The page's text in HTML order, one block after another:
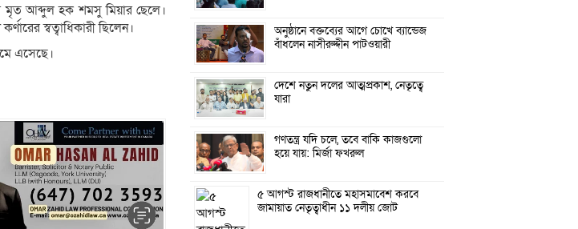
মৃত আব্দুল হক শমসু মিয়ার ছেলে।
স্বত্বাধিকারী ছিলেন।
এসেছে।
অনুষ্ঠানে বক্তব্যের আগে চোখে ব্যান্ডেজ
বাঁধলেন নাসীরুদ্দীন পাটওয়ারী
দেশে নতুন দলের আত্মপ্রকাশ, নেতৃত্বে
যারা
গণতন্ত্র যদি চলে, তবে বাকি কাজগুলো
হয়ে যায়: মির্জা ফখরুল
৫ আগস্ট রাজধানীতে মহাসমাবেশ করবে
জামায়াত নেতৃত্বাধীন ১১ দলীয় জোট